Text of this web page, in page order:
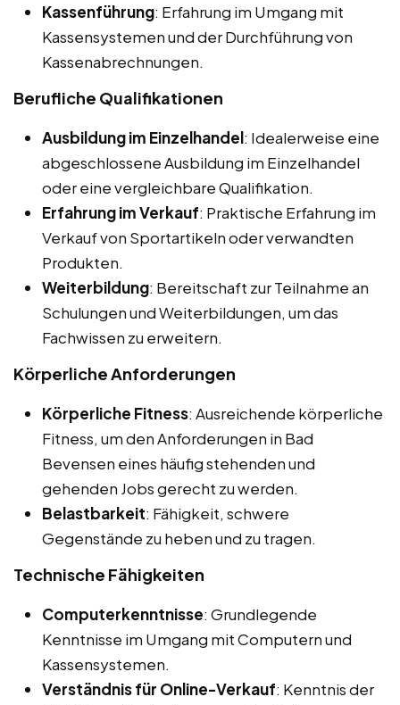
Kassenführung: Erfahrung im Umgang mit
Kassensystemen und der Durchführung von
Kassenabrechnungen.
Berufliche Qualifikationen
Ausbildung im Einzelhandel: Idealerweise eine
abgeschlossene Ausbildung im Einzelhandel
oder eine vergleichbare Qualifikation.
Erfahrung im Verkauf: Praktische Erfahrung im
Verkauf von Sportartikeln oder verwandten
Produkten.
Weiterbildung: Bereitschaft zur Teilnahme an
Schulungen und Weiterbildungen, um das
Fachwissen zu erweitern.
Körperliche Anforderungen
Körperliche Fitness: Ausreichende körperliche
Fitness, um den Anforderungen in Bad
Bevensen eines häufig stehenden und
gehenden Jobs gerecht zu werden.
Belastbarkeit: Fähigkeit, schwere
Gegenstände zu heben und zu tragen.
Technische Fähigkeiten
Computerkenntnisse: Grundlegende
Kenntnisse im Umgang mit Computern und
Kassensystemen.
Verständnis für Online-Verkauf: Kenntnis der